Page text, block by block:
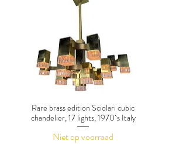
Rare brass edition Sciolari cubic
chandelier, 17 lights, 1970`s Italy
Niet op voorraad